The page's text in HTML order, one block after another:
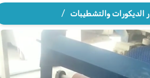
والتشطيبات /